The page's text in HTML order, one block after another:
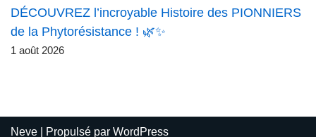
DÉCOUVREZ l’incroyable Histoire des PIONNIERS
de la Phytorésistance ! 🌿✨
1 août 2026
Neve | Propulsé par WordPress